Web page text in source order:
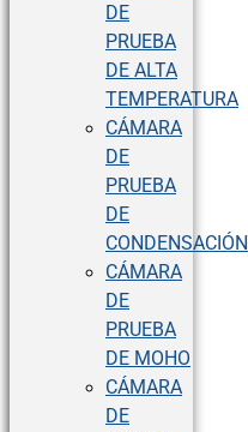
DE
PRUEBA
DE ALTA
TEMPERATURA
CÁMARA
DE
PRUEBA
DE
CONDENSACIÓN
CÁMARA
DE
PRUEBA
DE MOHO
CÁMARA
DE